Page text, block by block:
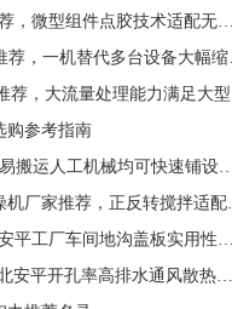
2026年5月TWS耳机点胶机厂家推荐，微型组件点胶技术适配无线音频产业
2026年5
购参考指南
2026年5月绿滨垫厂家推荐，轻便易搬运人工
2026年5月无锡
2026年5月格栅板厂家推荐，河北安平工厂车间地沟盖板实用性价比高
2026年5月钢格栅板厂家推荐，河北安平开孔率高排水通风散热性能优异